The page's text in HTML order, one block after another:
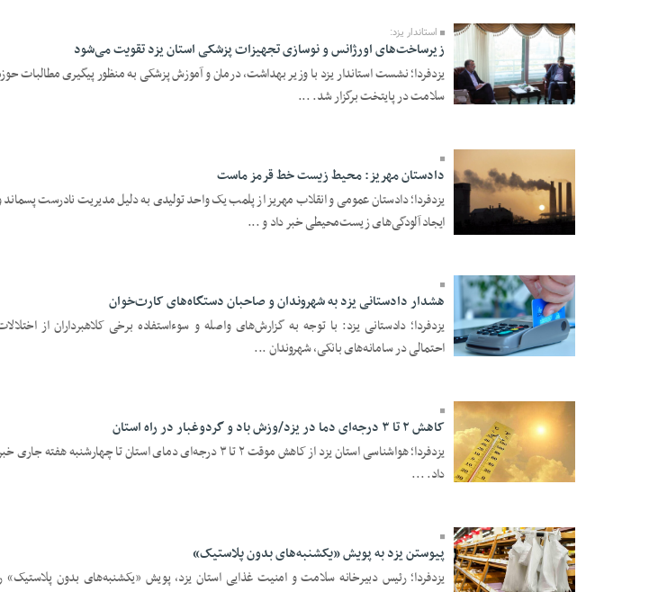
22 Tir 1405 - 19:55
استاندار یزد:
زیرساخت‌های اورژانس و نوسازی تجهیزات پزشکی استان یزد تقویت می‌شود
یزدفردا؛ نشست استاندار یزد با وزیر بهداشت، درمان و آموزش پزشکی به منظور پیگیری مطالبات
سلامت در پایتخت برگزار شد. ...
22 Tir 1405 - 19:52
دادستان مهریز: محیط زیست خط قرمز ماست
یزدفردا؛ دادستان عمومی و انقلاب مهریز از پلمب یک واحد تولیدی به دلیل مدیریت نادرست پسماند
ایجاد آلودگی‌های زیست‌محیطی خبر داد و ...
22 Tir 1405 - 19:50
هشدار دادستانی یزد به شهروندان و صاحبان دستگاه‌های کارت‌خوان
یزدفردا؛ دادستانی یزد: با توجه به گزارش‌های واصله و سوءاستفاده برخی کلاهبرداران از
احتمالی در سامانه‌های بانکی، شهروندان ...
کاهش ۲ تا ۳ درجه‌ای دما در یزد/وزش باد و گردوغبار در راه استان
یزدفردا؛ هواشناسی استان یزد از کاهش موقت ۲ تا ۳ درجه‌ای دمای استان تا چهارشنبه هفته جاری
داد. ...
پیوستن یزد به پویش «یکشنبه‌های بدون پلاستیک»
یزدفردا؛ رئیس دبیرخانه سلامت و امنیت غذایی استان یزد، پویش «یکشنبه‌های بدون پلاستیک»